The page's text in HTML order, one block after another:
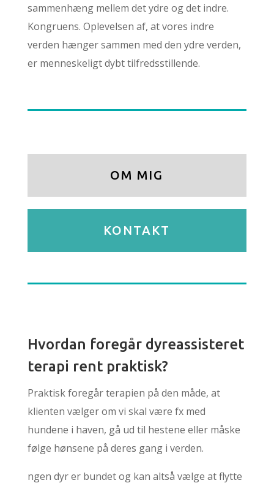
sammenhæng mellem det ydre og det indre.
Kongruens. Oplevelsen af, at vores indre
verden hænger sammen med den ydre verden,
er menneskeligt dybt tilfredsstillende.
OM MIG
KONTAKT
Hvordan foregår dyreassisteret
terapi rent praktisk?
Praktisk foregår terapien på den måde, at
klienten vælger om vi skal være fx med
hundene i haven, gå ud til hestene eller måske
følge hønsene på deres gang i verden.
ngen dyr er bundet og kan altså vælge at flytte